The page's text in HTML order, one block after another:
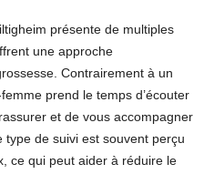
présente de multiples
une approche
Contrairement à un
prend le temps d’écouter
et de vous accompagner
de suivi est souvent perçu
ce qui peut aider à réduire le